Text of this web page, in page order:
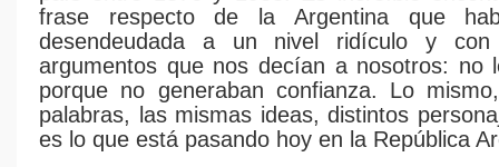
frase respecto de la Argentina que
desendeudada a un nivel ridículo y con
argumentos que nos decían a nosotros: no
porque no generaban confianza. Lo
palabras, las mismas ideas, distintos
es lo que está pasando hoy en la República